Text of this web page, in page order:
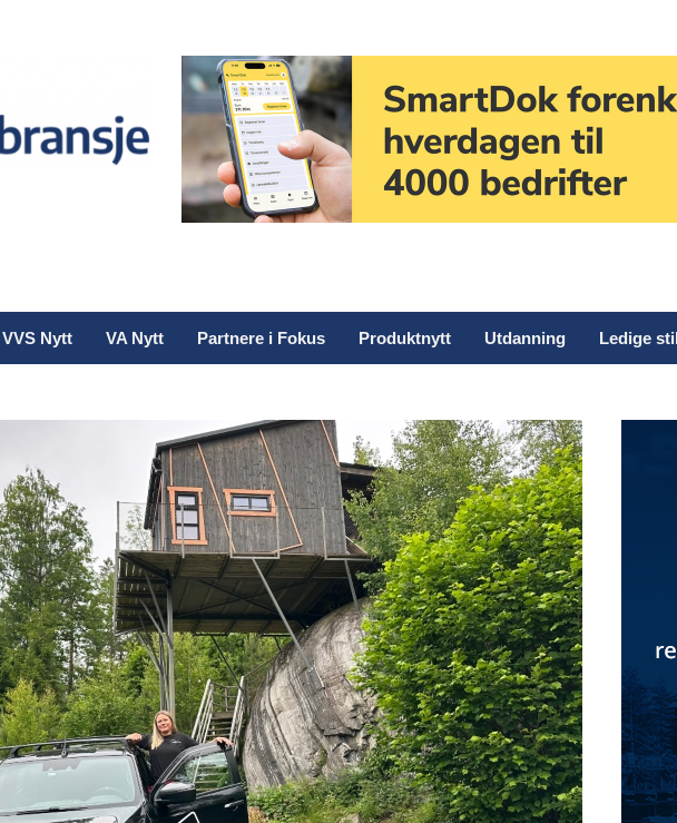
VVS Nytt VA Nytt Partnere i Fokus Produktnytt Utdanning Ledige